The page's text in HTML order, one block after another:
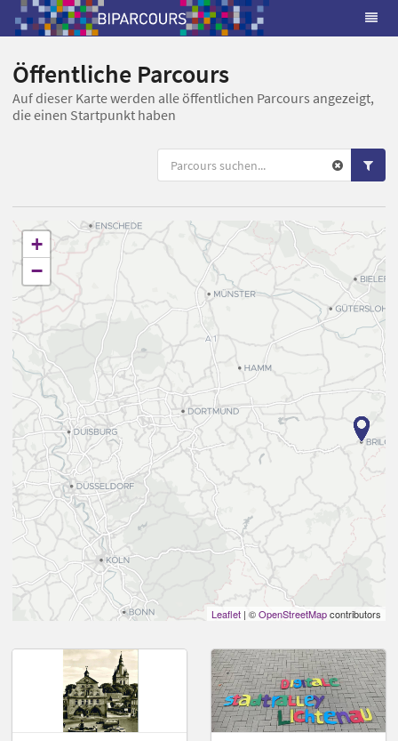
Öffentliche Parcours
Auf dieser Karte werden alle öffentlichen Parcours angezeigt,
die einen Startpunkt haben
+
−
Leaflet | ©OpenStreetMapcontributors